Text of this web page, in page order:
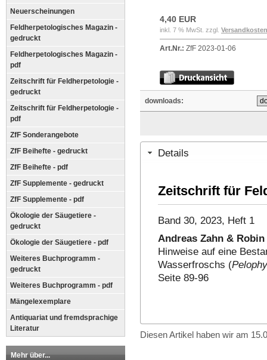
Neuerscheinungen
Feldherpetologisches Magazin -
gedruckt
Feldherpetologisches Magazin -
pdf
Zeitschrift für Feldherpetologie -
gedruckt
Zeitschrift für Feldherpetologie -
pdf
ZfF Sonderangebote
ZfF Beihefte - gedruckt
ZfF Beihefte - pdf
ZfF Supplemente - gedruckt
ZfF Supplemente - pdf
Ökologie der Säugetiere -
gedruckt
Ökologie der Säugetiere - pdf
Weiteres Buchprogramm -
gedruckt
Weiteres Buchprogramm - pdf
Mängelexemplare
Antiquariat und fremdsprachige
Literatur
Mehr über...
4,40 EUR
inkl. 7 % MwSt. zzgl. Versandkosten
Art.Nr.: ZfF 2023-01-06
downloads:
Details
Zeitschrift für
Band 30, 2023, Heft 1
Andreas Zahn &
Hinweise auf eine
Wasserfroschs (
Seite 89-96
Diesen Artikel haben wir am